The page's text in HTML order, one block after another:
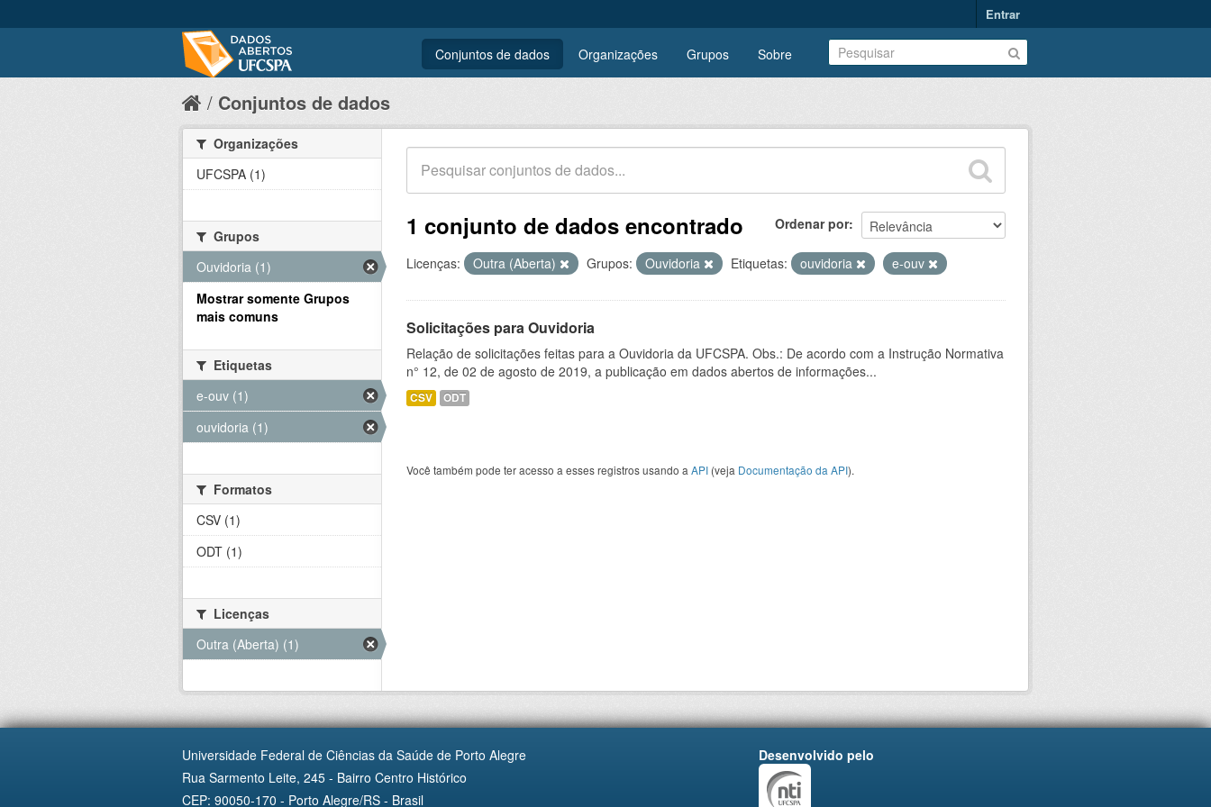
Entrar
Conjuntos de dados Organizações Grupos Sobre
Conjuntos de dados
Ordenar por
1 conjunto de dados encontrado
Licenças: Outra (Aberta) Grupos: Ouvidoria Etiquetas: ouvidoria e-ouv
Solicitações para Ouvidoria
Relação de solicitações feitas para a Ouvidoria da UFCSPA. Obs.: De acordo com a Instrução Normativa
n° 12, de 02 de agosto de 2019, a publicação em dados abertos de informações...
CSV ODT
Você também pode ter acesso a esses registros usando a API (veja Documentação da API).
Organizações
UFCSPA (1)
Grupos
Ouvidoria (1)
Mostrar somente Grupos
mais comuns
Etiquetas
e-ouv (1)
ouvidoria (1)
Formatos
CSV (1)
ODT (1)
Licenças
Outra (Aberta) (1)
Universidade Federal de Ciências da Saúde de Porto Alegre
Rua Sarmento Leite, 245 - Bairro Centro Histórico
CEP: 90050-170 - Porto Alegre/RS - Brasil
Desenvolvido pelo